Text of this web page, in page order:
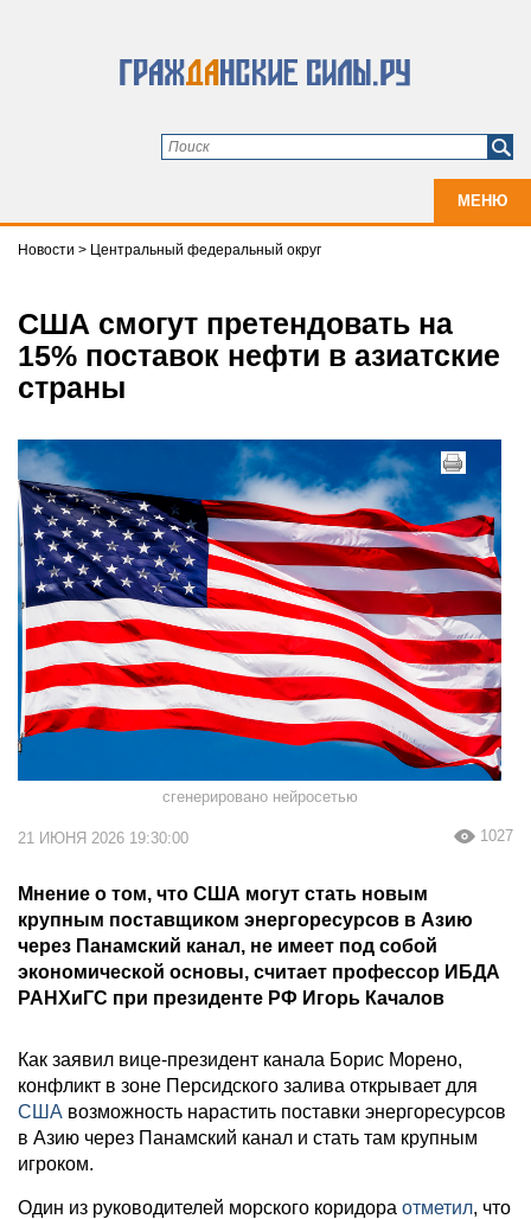
МЕНЮ
Новости > Центральный федеральный округ
США смогут претендовать на
15% поставок нефти в азиатские
страны
сгенерировано нейросетью
21 ИЮНЯ 2026 19:30:00 1027
Мнение о том, что США могут стать новым
крупным поставщиком энергоресурсов в Азию
через Панамский канал, не имеет под собой
экономической основы, считает профессор ИБДА
РАНХиГС при президенте РФ Игорь Качалов
Как заявил вице-президент канала Борис Морено,
конфликт в зоне Персидского залива открывает для
США возможность нарастить поставки энергоресурсов
в Азию через Панамский канал и стать там крупным
игроком.
Один из руководителей морского коридора отметил, что